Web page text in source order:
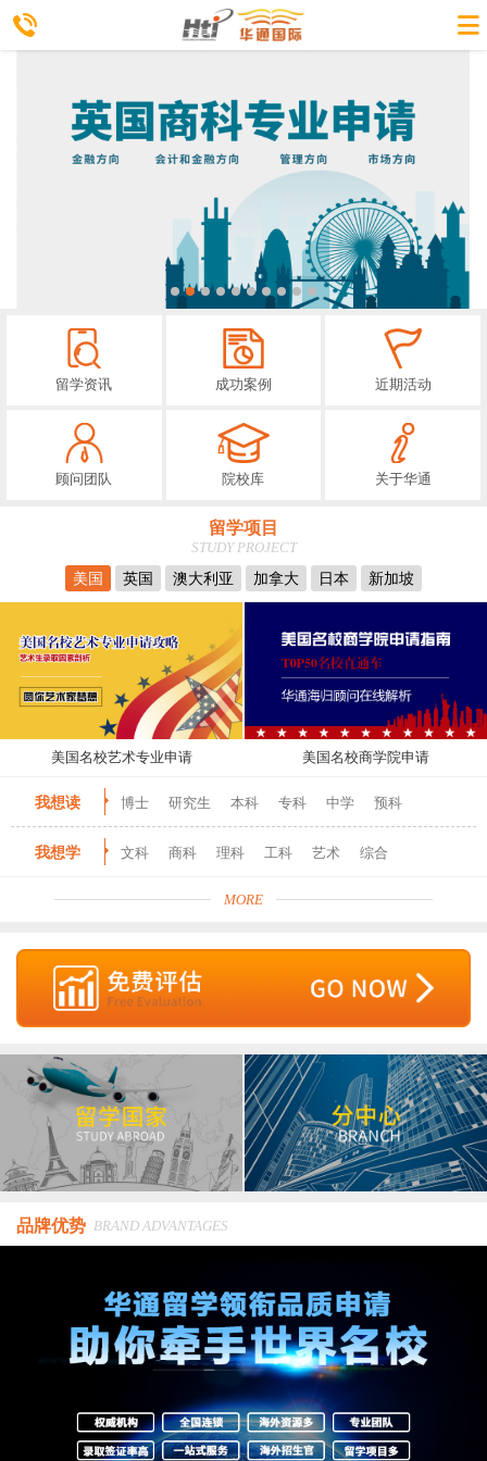
留学资讯 成功案例 近期活动
顾问团队 院校库 关于华通
留学项目
STUDY PROJECT
美国
英国 澳大利亚 加拿大 日本 新加坡
美国名校艺术专业申请 美国名校商学院申请
我想读 博士 研究生 本科 专科 中学 预科
我想学 文科 商科 理科 工科 艺术 综合
MORE
品牌优势 BRAND ADVANTAGES